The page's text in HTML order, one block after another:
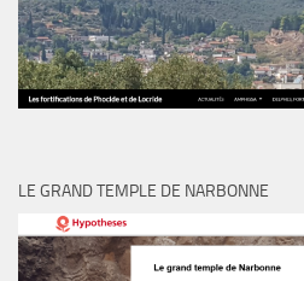
LE GRAND TEMPLE DE NARBONNE